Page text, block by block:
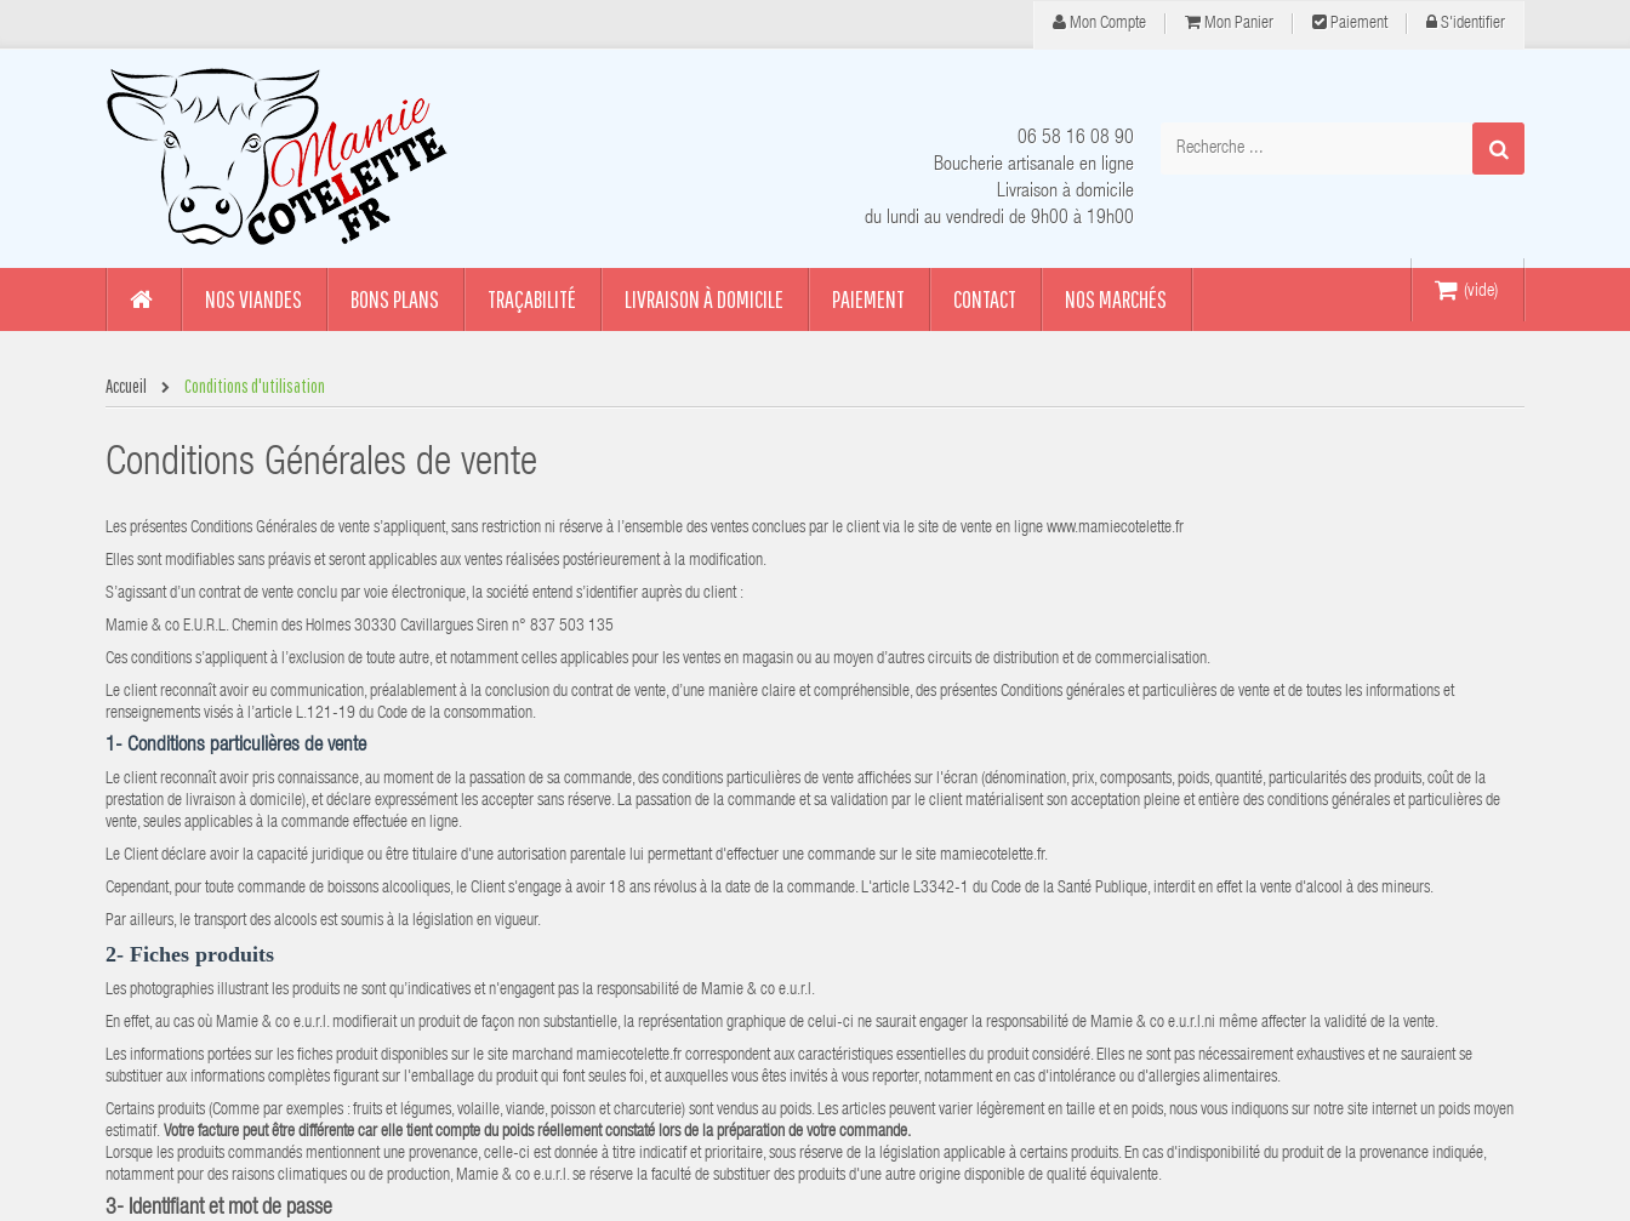
Mon Compte Mon Panier Paiement S'identifier
06 58 16 08 90
Boucherie artisanale en ligne
Livraison à domicile
du lundi au vendredi de 9h00 à 19h00
(vide)
NOS VIANDES BONS PLANS TRAÇABILITÉ LIVRAISON À DOMICILE PAIEMENT CONTACT NOS MARCHÉS
Accueil Conditions d'utilisation
Conditions Générales de vente
Les présentes Conditions Générales de vente s’appliquent, sans restriction ni réserve à l’ensemble des ventes conclues par le client via le site de vente en ligne www.mamiecotelette.fr
Elles sont modifiables sans préavis et seront applicables aux ventes réalisées postérieurement à la modification.
S’agissant d’un contrat de vente conclu par voie électronique, la société entend s’identifier auprès du client :
Mamie & co E.U.R.L. Chemin des Holmes 30330 Cavillargues Siren n° 837 503 135
Ces conditions s’appliquent à l’exclusion de toute autre, et notamment celles applicables pour les ventes en magasin ou au moyen d’autres circuits de distribution et de commercialisation.
Le client reconnaît avoir eu communication, préalablement à la conclusion du contrat de vente, d’une manière claire et compréhensible, des présentes Conditions générales et particulières de vente et de toutes les informations et
renseignements visés à l’article L.121-19 du Code de la consommation.
1- Conditions particulières de vente
Le client reconnaît avoir pris connaissance, au moment de la passation de sa commande, des conditions particulières de vente affichées sur l'écran (dénomination, prix, composants, poids, quantité, particularités des produits, coût de la
prestation de livraison à domicile), et déclare expressément les accepter sans réserve. La passation de la commande et sa validation par le client matérialisent son acceptation pleine et entière des conditions générales et particulières de
vente, seules applicables à la commande effectuée en ligne.
Le Client déclare avoir la capacité juridique ou être titulaire d'une autorisation parentale lui permettant d'effectuer une commande sur le site mamiecotelette.fr.
Cependant, pour toute commande de boissons alcooliques, le Client s'engage à avoir 18 ans révolus à la date de la commande. L'article L3342-1 du Code de la Santé Publique, interdit en effet la vente d'alcool à des mineurs.
Par ailleurs, le transport des alcools est soumis à la législation en vigueur.
2- Fiches produits
Les photographies illustrant les produits ne sont qu’indicatives et n'engagent pas la responsabilité de Mamie & co e.u.r.l.
En effet, au cas où Mamie & co e.u.r.l. modifierait un produit de façon non substantielle, la représentation graphique de celui-ci ne saurait engager la responsabilité de Mamie & co e.u.r.l.ni même affecter la validité de la vente.
Les informations portées sur les fiches produit disponibles sur le site marchand mamiecotelette.fr correspondent aux caractéristiques essentielles du produit considéré. Elles ne sont pas nécessairement exhaustives et ne sauraient se
substituer aux informations complètes figurant sur l'emballage du produit qui font seules foi, et auxquelles vous êtes invités à vous reporter, notamment en cas d'intolérance ou d'allergies alimentaires.
Certains produits (Comme par exemples : fruits et légumes, volaille, viande, poisson et charcuterie) sont vendus au poids. Les articles peuvent varier légèrement en taille et en poids, nous vous indiquons sur notre site internet un poids moyen
estimatif. Votre facture peut être différente car elle tient compte du poids réellement constaté lors de la préparation de votre commande.
Lorsque les produits commandés mentionnent une provenance, celle-ci est donnée à titre indicatif et prioritaire, sous réserve de la législation applicable à certains produits. En cas d'indisponibilité du produit de la provenance indiquée,
notamment pour des raisons climatiques ou de production, Mamie & co e.u.r.l. se réserve la faculté de substituer des produits d'une autre origine disponible de qualité équivalente.
3- Identifiant et mot de passe